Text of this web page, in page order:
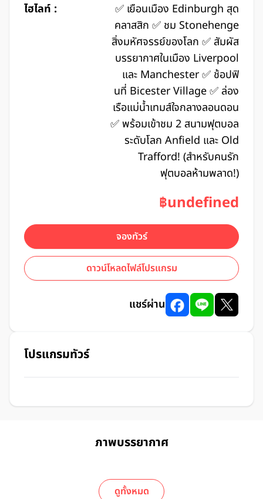
ไฮไลท์ :
✅ เยือนเมือง Edinburgh สุด
คลาสสิก ✅ ชม Stonehenge
สิ่งมหัศจรรย์ของโลก ✅ สัมผัส
บรรยากาศในเมือง Liverpool
และ Manchester ✅ ช้อปฟิ
นที่ Bicester Village ✅ ล่อง
เรือแม่น้ำเทมส์ใจกลางลอนดอน
✅ พร้อมเข้าชม 2 สนามฟุตบอล
ระดับโลก Anfield และ Old
Trafford! (สำหรับคนรัก
ฟุตบอลห้ามพลาด!)
฿undefined
จองทัวร์
ดาวน์โหลดไฟล์โปรแกรม
แชร์ผ่าน
โปรแกรมทัวร์
ภาพบรรยากาศ
ดูทั้งหมด